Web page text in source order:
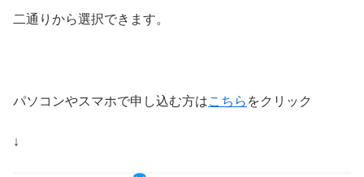
二通りから選択できます。
パソコンやスマホで申し込む方はこちら をクリック
↓